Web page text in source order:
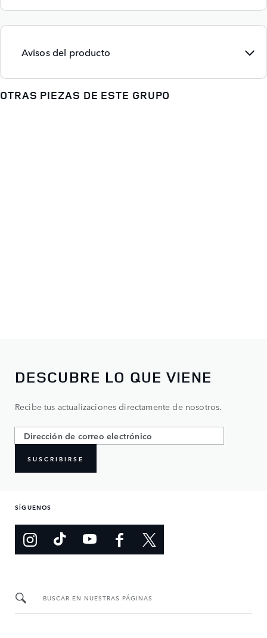
Avisos del producto
OTRAS PIEZAS DE ESTE GRUPO
DESCUBRE LO QUE VIENE
Recibe tus actualizaciones directamente de nosotros.
SUSCRIBIRSE
SÍGUENOS
BUSCAR EN NUESTRAS PÁGINAS